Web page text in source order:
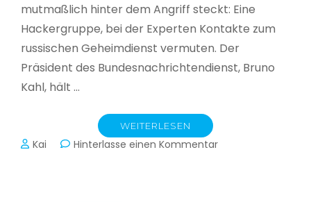
mutmaßlich hinter dem Angriff steckt: Eine
Hackergruppe, bei der Experten Kontakte zum
russischen Geheimdienst vermuten. Der
Präsident des Bundesnachrichtendienst, Bruno
Kahl, hält …
WEITERLESEN
Kai Hinterlasse einen Kommentarzu